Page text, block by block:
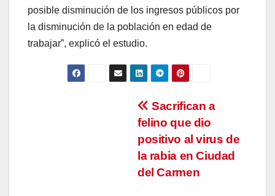
posible disminución de los ingresos públicos por
la disminución de la población en edad de
trabajar”, explicó el estudio.
Sacrifican a
felino que dio
positivo al virus de
la rabia en Ciudad
del Carmen